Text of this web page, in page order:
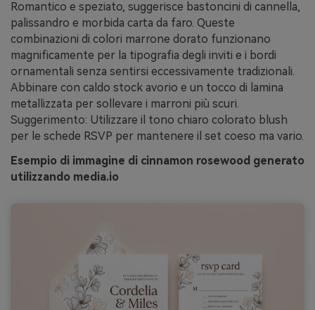
Romantico e speziato, suggerisce bastoncini di cannella,
palissandro e morbida carta da faro. Queste
combinazioni di colori marrone dorato funzionano
magnificamente per la tipografia degli inviti e i bordi
ornamentali senza sentirsi eccessivamente tradizionali.
Abbinare con caldo stock avorio e un tocco di lamina
metallizzata per sollevare i marroni più scuri.
Suggerimento: Utilizzare il tono chiaro colorato blush
per le schede RSVP per mantenere il set coeso ma vario.
Esempio di immagine di cinnamon rosewood generato
utilizzando media.io